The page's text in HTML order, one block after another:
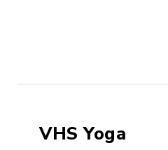
VHS Yoga